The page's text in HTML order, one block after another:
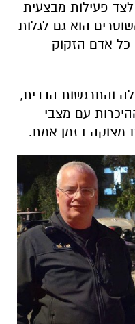
והתרגשות הדדית,
עם מצבי
מצוקה בזמן אמת.